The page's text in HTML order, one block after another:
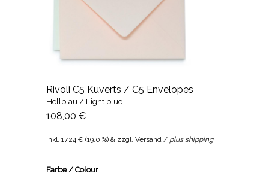
Rivoli C5 Kuverts / C5 Envelopes
Hellblau / Light blue
108,00 €
inkl.17,24 € (19,0 %) & zzgl. Versand / plus shipping
Farbe / Colour